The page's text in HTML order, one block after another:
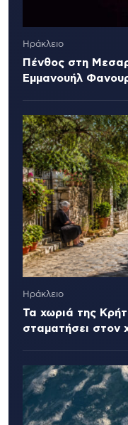
Ηράκλειο
Πένθος στη
Εμμανουήλ
Ηράκλειο
Τα χωριά της
σταματήσει στον